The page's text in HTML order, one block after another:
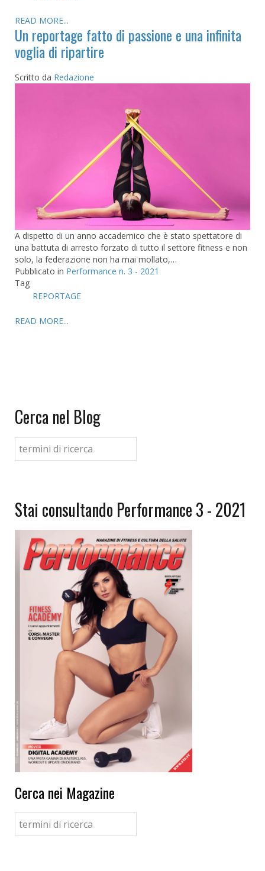
READ MORE...
Un reportage fatto di passione e una infinita
voglia di ripartire
Scritto da Redazione
A dispetto di un anno accademico che è stato spettatore di
una battuta di arresto forzato di tutto il settore fitness e non
solo, la federazione non ha mai mollato,…
Pubblicato in Performance n. 3 - 2021
Tag
REPORTAGE
READ MORE...
Cerca nel Blog
Stai consultando Performance 3 - 2021
Cerca nei Magazine